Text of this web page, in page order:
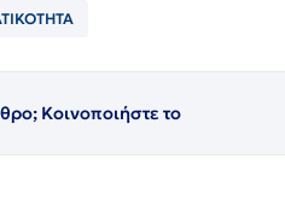
Κοινοποιήστε το